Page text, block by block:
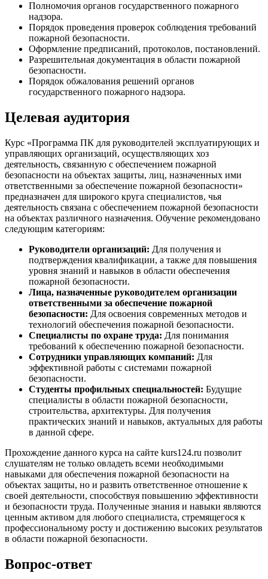
Полномочия органов государственного пожарного
надзора.
Порядок проведения проверок соблюдения требований
пожарной безопасности.
Оформление предписаний, протоколов, постановлений.
Разрешительная документация в области пожарной
безопасности.
Порядок обжалования решений органов
государственного пожарного надзора.
Целевая аудитория
Курс «Программа ПК для руководителей эксплуатирующих и
управляющих организаций, осуществляющих хоз
деятельность, связанную с обеспечением пожарной
безопасности на объектах защиты, лиц, назначенных ими
ответственными за обеспечение пожарной безопасности»
предназначен для широкого круга специалистов, чья
деятельность связана с обеспечением пожарной безопасности
на объектах различного назначения. Обучение рекомендовано
следующим категориям:
Руководители организаций: Для получения и
подтверждения квалификации, а также для повышения
уровня знаний и навыков в области обеспечения
пожарной безопасности.
Лица, назначенные руководителем организации
ответственными за обеспечение пожарной
безопасности: Для освоения современных методов и
технологий обеспечения пожарной безопасности.
Специалисты по охране труда: Для понимания
требований к обеспечению пожарной безопасности.
Сотрудники управляющих компаний: Для
эффективной работы с системами пожарной
безопасности.
Студенты профильных специальностей: Будущие
специалисты в области пожарной безопасности,
строительства, архитектуры. Для получения
практических знаний и навыков, актуальных для работы
в данной сфере.
Прохождение данного курса на сайте kurs124.ru позволит
слушателям не только овладеть всеми необходимыми
навыками для обеспечения пожарной безопасности на
объектах защиты, но и развить ответственное отношение к
своей деятельности, способствуя повышению эффективности
и безопасности труда. Полученные знания и навыки являются
ценным активом для любого специалиста, стремящегося к
профессиональному росту и достижению высоких результатов
в области пожарной безопасности.
Вопрос-ответ